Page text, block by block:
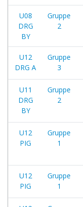
U08
DRG
BY
Gruppe
2
U12
DRG A
Gruppe
3
U11
DRG
BY
Gruppe
2
U12
PIG
Gruppe
1
U12
PIG
Gruppe
1